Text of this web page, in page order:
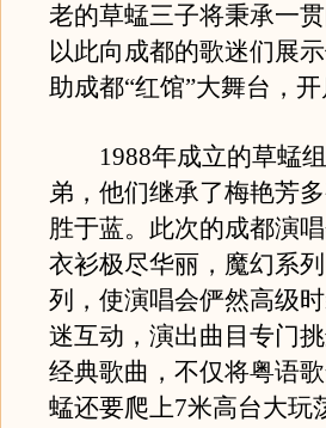
老的草蜢三子将秉承一
以此向成都的歌迷们展
助成都“红馆”大舞台，
1988年成立的草蜢组
弟，他们继承了梅艳芳
胜于蓝。此次的成都演
衣衫极尽华丽，魔幻系
列，使演唱会俨然高级
迷互动，演出曲目专门
经典歌曲，不仅将粤语
蜢还要爬上7米高台大玩